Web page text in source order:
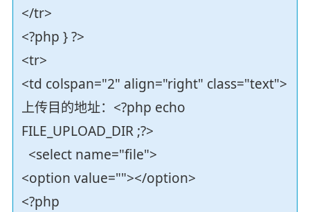
</tr>
<?php } ?>
<tr>
<td colspan="2" align="right" class="text">
上传目的地址：<?php echo
FILE_UPLOAD_DIR ;?>
<select name="file">
<option value=""></option>
<?php